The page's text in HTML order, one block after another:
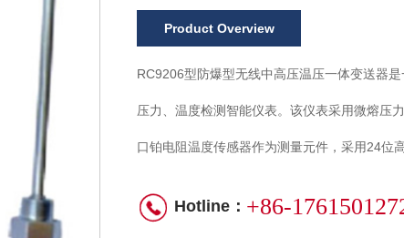
Product Overview
RC9206型防爆型无线中高压温压一体变送器
压力、温度检测智能仪表。该仪表采用微熔压
口铂电阻温度传感器作为测量元件，采用24位
Hotline： +86-